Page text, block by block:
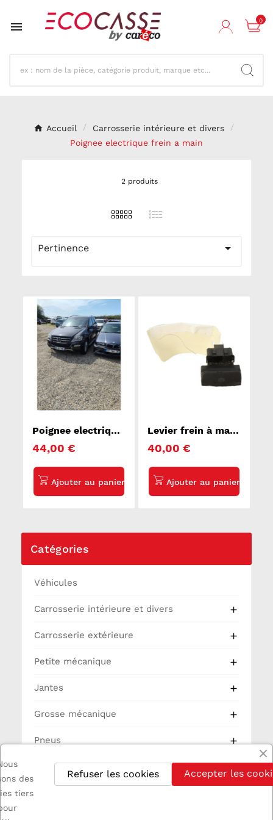
 0
Accueil
Carrosserie intérieure et divers
Poignee electrique frein a main
2 produits
Pertinence 
Poignee electrique
MERCEDES
44,00 €
Levier frein à main
PEUGEOT 3008 1
40,00 €
Catégories
Véhicules
Carrosserie intérieure et divers 
Carrosserie extérieure 
Petite mécanique 
Jantes 
Grosse mécanique 
Pneus 
Partie Cycle
des
tiers
Accepter les
Refuser les cookies